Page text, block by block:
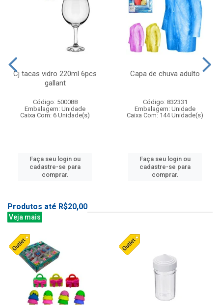
Cj tacas vidro 220ml 6pcs
gallant
Código: 500088
Embalagem: Unidade
Caixa Com: 6 Unidade(s)
Faça seu login ou
cadastre-se para
comprar.
Capa de chuva adulto
Código: 832331
Embalagem: Unidade
Caixa Com: 144 Unidade(s)
Faça seu login ou
cadastre-se para
comprar.
Produtos até R$20,00
Veja mais